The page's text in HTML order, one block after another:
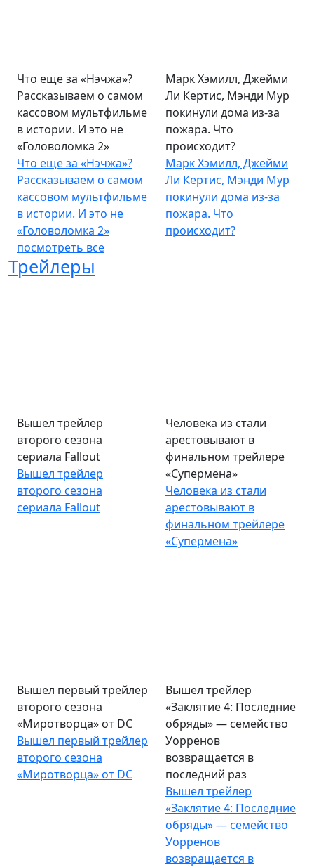
Что еще за «Нэчжа»?
Рассказываем о самом
кассовом мультфильме
в истории. И это не
«Головоломка 2»
Что еще за «Нэчжа»?
Рассказываем о самом
кассовом мультфильме
в истории. И это не
«Головоломка 2»
Марк Хэмилл, Джейми
Ли Кертис, Мэнди Мур
покинули дома из-за
пожара. Что
происходит?
Марк Хэмилл, Джейми
Ли Кертис, Мэнди Мур
покинули дома из-за
пожара. Что
происходит?
посмотреть все
Трейлеры
Вышел трейлер
второго сезона
сериала Fallout
Вышел трейлер
второго сезона
сериала Fallout
Человека из стали
арестовывают в
финальном трейлере
«Супермена»
Человека из стали
арестовывают в
финальном трейлере
«Супермена»
Вышел первый трейлер
второго сезона
«Миротворца» от DC
Вышел первый трейлер
второго сезона
«Миротворца» от DC
Вышел трейлер
«Заклятие 4: Последние
обряды» — семейство
Уорренов
возвращается в
последний раз
Вышел трейлер
«Заклятие 4: Последние
обряды» — семейство
Уорренов
возвращается в